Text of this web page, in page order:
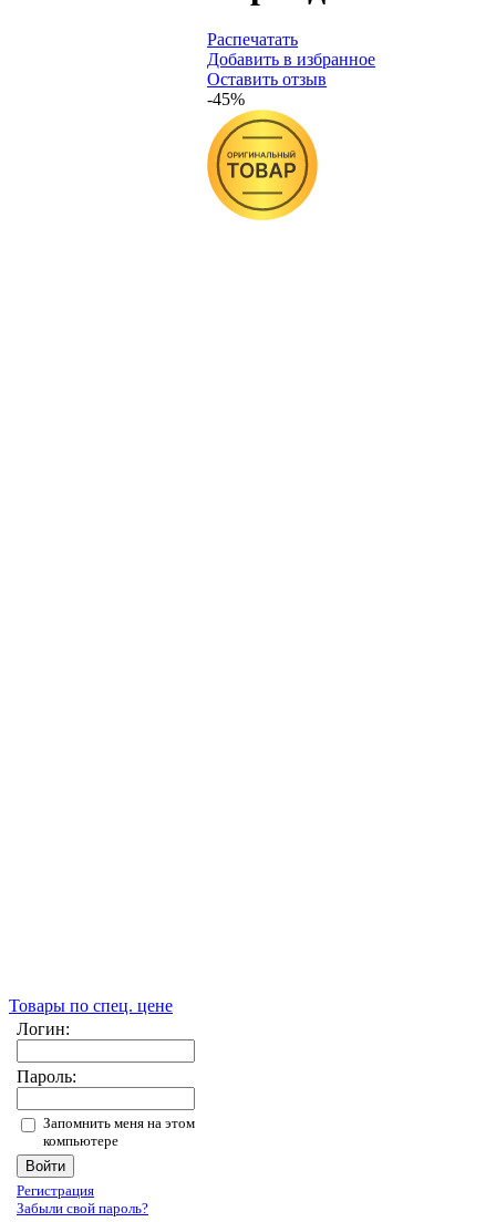
Товары по спец. цене
Логин:
Пароль:
Запомнить меня на этом
компьютере
Регистрация
Забыли свой пароль?
Распечатать
Добавить в избранное
Оставить отзыв
-45%